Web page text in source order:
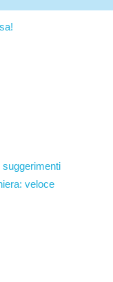
veloce